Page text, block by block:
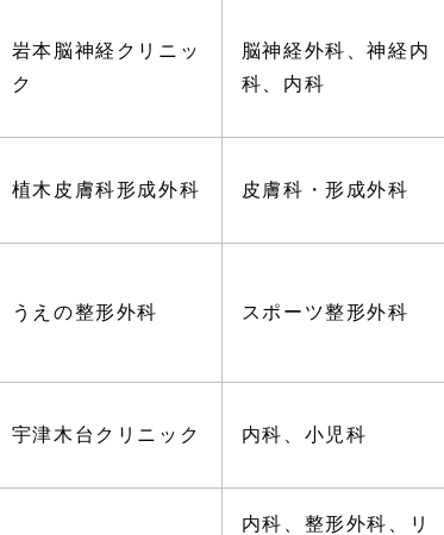
岩本脳神経クリニッ
ク
脳神経外科、神経内
科、内科
植木皮膚科形成外科 皮膚科・形成外科
うえの整形外科 スポーツ整形外科
宇津木台クリニック 内科、小児科
内科、整形外科、リ